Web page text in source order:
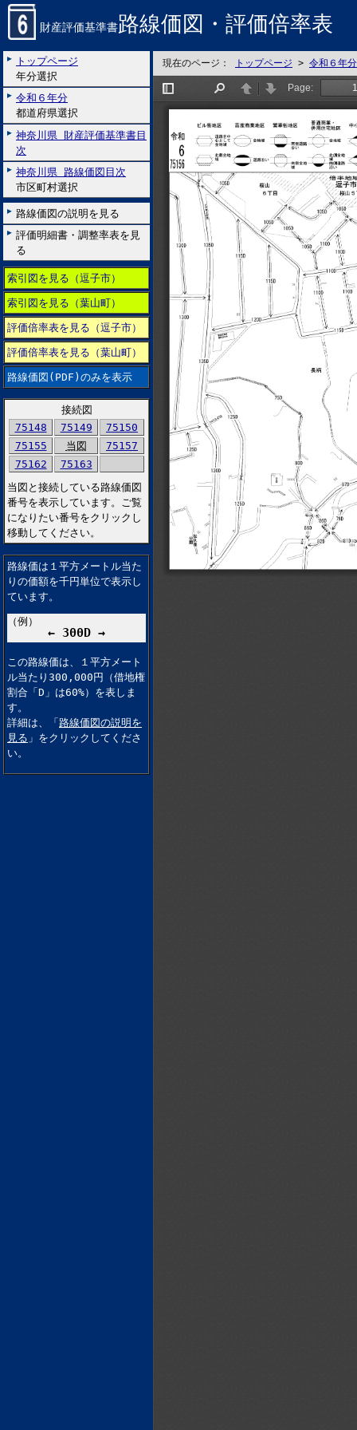
財産評価基準書路線価図・評価倍率表
トップページ
年分選択
令和６年分
都道府県選択
神奈川県 財産評価基準書目
次
神奈川県 路線価図目次
市区町村選択
路線価図の説明を見る
評価明細書・調整率表を見
る
索引図を見る（逗子市）
索引図を見る（葉山町）
評価倍率表を見る（逗子市）
評価倍率表を見る（葉山町）
路線価図(PDF)のみを表示
接続図
75148
75149
75150
75155
当図
75157
75162
75163
当図と接続している路線価図
番号を表示しています。ご覧
になりたい番号をクリックし
移動してください。
路線価は１平方メートル当た
りの価額を千円単位で表示し
ています。
（例）
← 300D →
この路線価は、１平方メート
ル当たり300,000円（借地権
割合「D」は60%）を表しま
す。
詳細は、「 路線価図の説明を
見る 」をクリックしてくださ
い。
現在のページ： トップページ > 令和６年分